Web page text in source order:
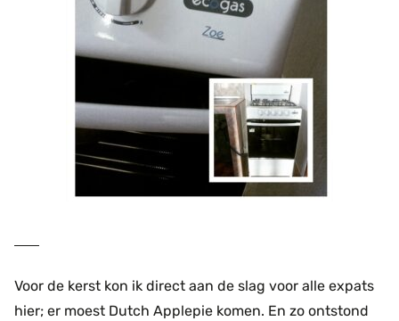
Voor de kerst kon ik direct aan de slag voor alle expats
hier; er moest Dutch Applepie komen. En zo ontstond